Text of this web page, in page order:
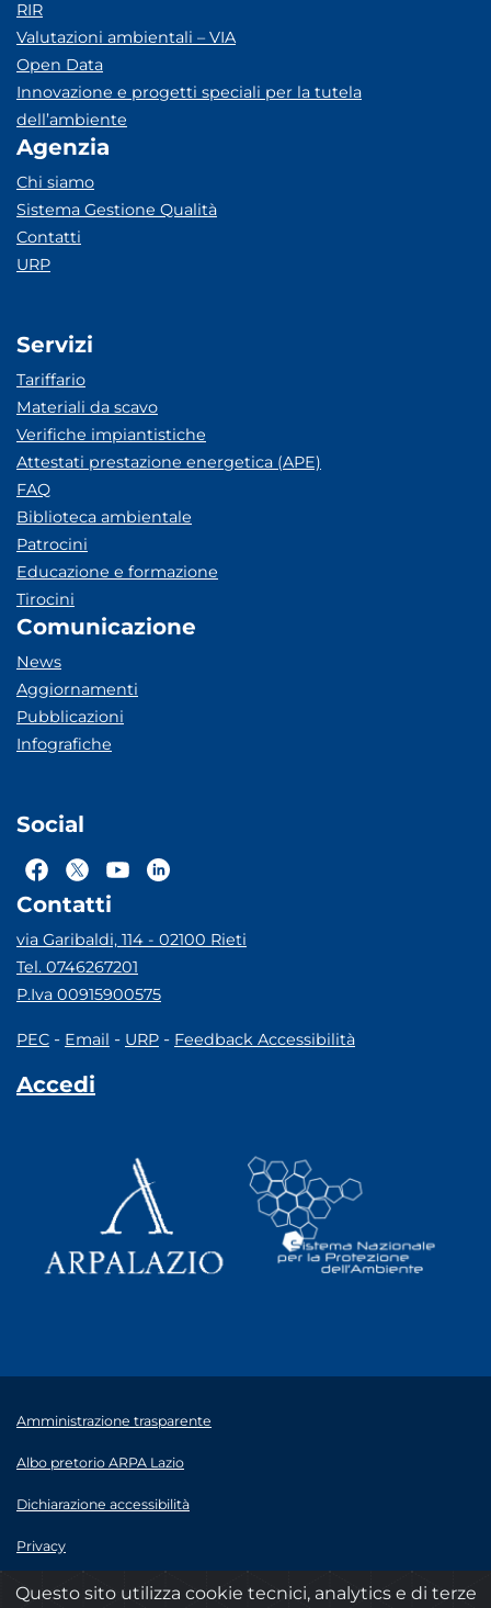
RIR
Valutazioni ambientali – VIA
Open Data
Innovazione e progetti speciali per la tutela
dell’ambiente
Agenzia
Chi siamo
Sistema Gestione Qualità
Contatti
URP
Servizi
Tariffario
Materiali da scavo
Verifiche impiantistiche
Attestati prestazione energetica (APE)
FAQ
Biblioteca ambientale
Patrocini
Educazione e formazione
Tirocini
Comunicazione
News
Aggiornamenti
Pubblicazioni
Infografiche
Social
Contatti
via Garibaldi, 114 - 02100 Rieti
Tel. 0746267201
P.Iva 00915900575
PEC - Email - URP - Feedback Accessibilità
Accedi
Amministrazione trasparente
Albo pretorio ARPA Lazio
Dichiarazione accessibilità
Privacy
Note legali
Questo sito utilizza cookie tecnici, analytics e di terze